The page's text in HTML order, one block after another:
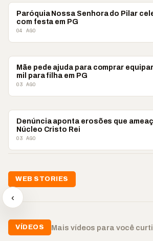
#VCCOMABNT
Paróquia Nossa Senhora do Pilar
com festa em PG
04 AGO
#VCCOMABNT
Mãe pede ajuda para comprar
mil para filha em PG
03 AGO
#VCCOMABNT
Denúncia aponta erosões que
Núcleo Cristo Rei
03 AGO
WEB STORIES
‹
🛍️ Atendimento ainda é
o diferencial nas vendas
VÍDEOS Mais vídeos para você